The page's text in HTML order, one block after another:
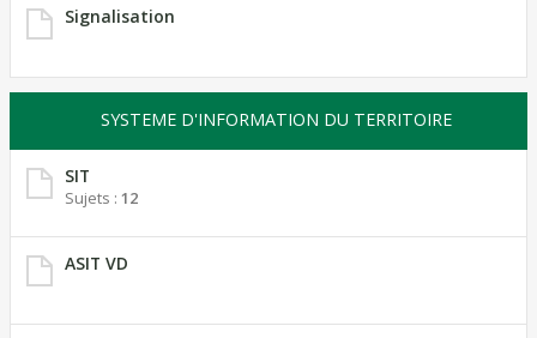
Signalisation
SYSTEME D'INFORMATION DU TERRITOIRE
SIT
Sujets : 12
ASIT VD